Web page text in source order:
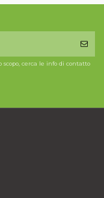
cerca le info di contatto